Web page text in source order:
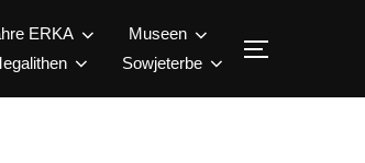
ERKA
Museen
Sowjeterbe